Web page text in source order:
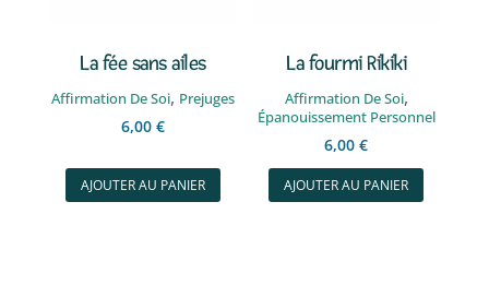
La fée sans ailes
Affirmation De Soi, Prejuges
6,00 €
AJOUTER AU PANIER
La fourmi Rikiki
Affirmation De Soi,
Épanouissement Personnel
6,00€
AJOUTER AU PANIER